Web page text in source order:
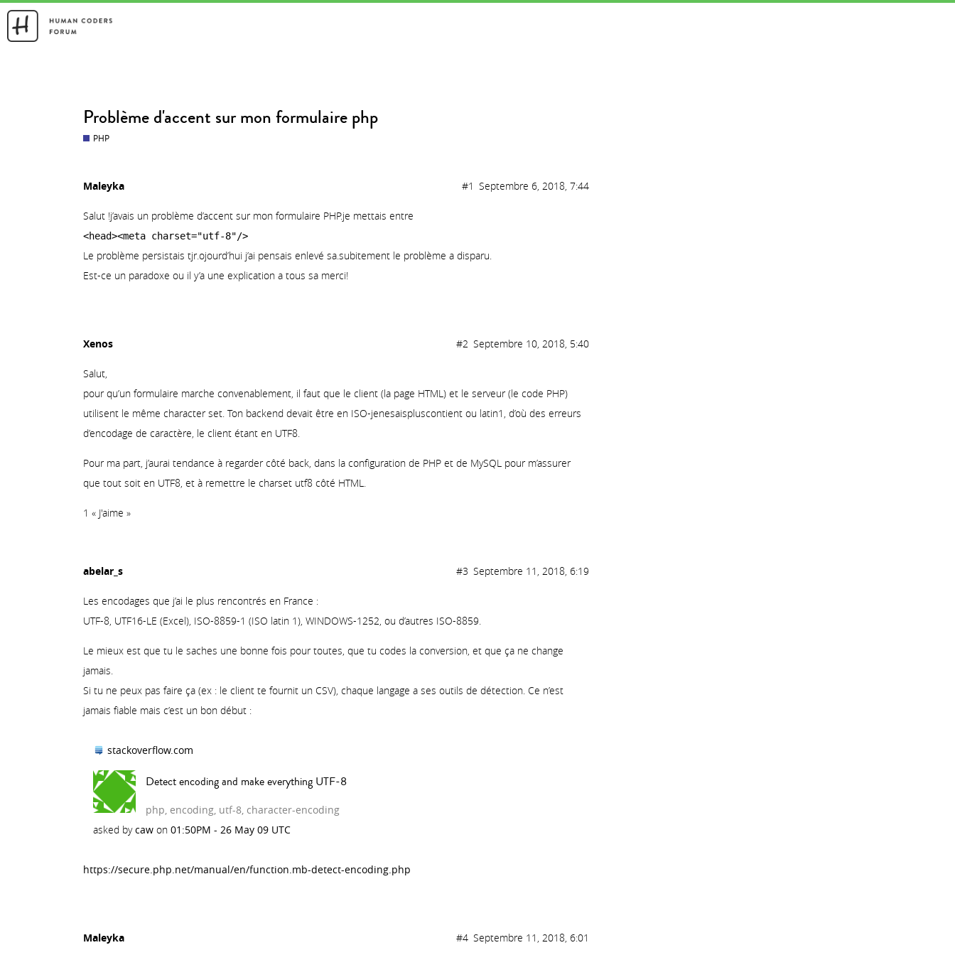
Problème d'accent sur mon formulaire php
PHP
Maleyka Septembre 6, 2018, 7:44
#1
Salut !j’avais un problème d’accent sur mon formulaire PHP.je mettais entre
<head><meta charset="utf-8"/>
Le problème persistais tjr.ojourd’hui j’ai pensais enlevé sa.subitement le problème a disparu.
Est-ce un paradoxe ou il y’a une explication a tous sa merci!
Xenos Septembre 10, 2018, 5:40
#2
Salut,
pour qu’un formulaire marche convenablement, il faut que le client (la page HTML) et le serveur (le code PHP)
utilisent le même character set. Ton backend devait être en ISO-jenesaispluscontient ou latin1, d’où des erreurs
d’encodage de caractère, le client étant en UTF8.
Pour ma part, j’aurai tendance à regarder côté back, dans la configuration de PHP et de MySQL pour m’assurer
que tout soit en UTF8, et à remettre le charset utf8 côté HTML.
1 « J'aime »
abelar_s Septembre 11, 2018, 6:19
#3
Les encodages que j’ai le plus rencontrés en France :
UTF-8, UTF16-LE (Excel), ISO-8859-1 (ISO latin 1), WINDOWS-1252, ou d’autres ISO-8859.
Le mieux est que tu le saches une bonne fois pour toutes, que tu codes la conversion, et que ça ne change
jamais.
Si tu ne peux pas faire ça (ex : le client te fournit un CSV), chaque langage a ses outils de détection. Ce n’est
jamais fiable mais c’est un bon début :
stackoverflow.com
Detect encoding and make everything UTF-8
php, encoding, utf-8, character-encoding
asked bycaw on 01:50PM - 26 May 09 UTC
https://secure.php.net/manual/en/function.mb-detect-encoding.php
Maleyka Septembre 11, 2018, 6:01
#4